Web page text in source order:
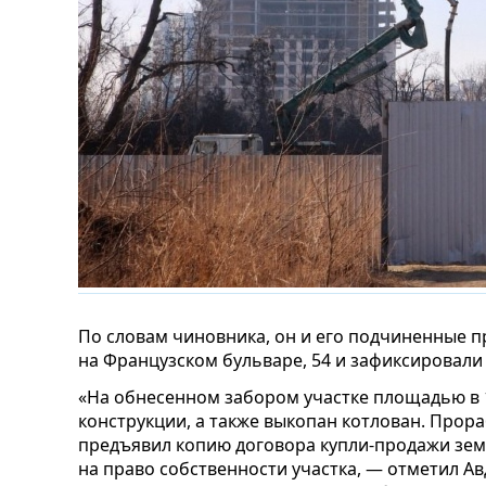
По словам чиновника, он и его подчиненные
на Французском бульваре, 54 и
«На обнесенном забором участке площадью в
конструкции, а также выкопан котлован.
предъявил копию договора купли-продажи
на право собственности участка, — отметил